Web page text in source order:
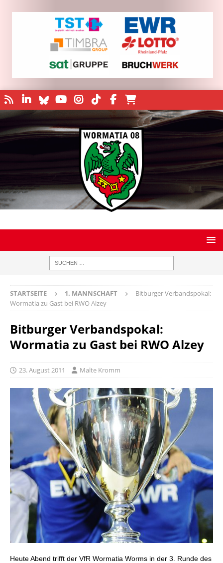
STARTSEITE 1. MANNSCHAFT
Bitburger Verbandspokal:
Wormatia zu Gast bei RWO Alzey
Bitburger Verbandspokal:
Wormatia zu Gast bei RWO Alzey
23. August 2011 Malte Kromm
Heute Abend trifft der VfR Wormatia Worms in der 3. Runde des